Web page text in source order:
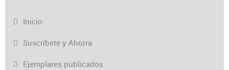
Inicio
Suscríbete y Ahorra
Ejemplares publicados